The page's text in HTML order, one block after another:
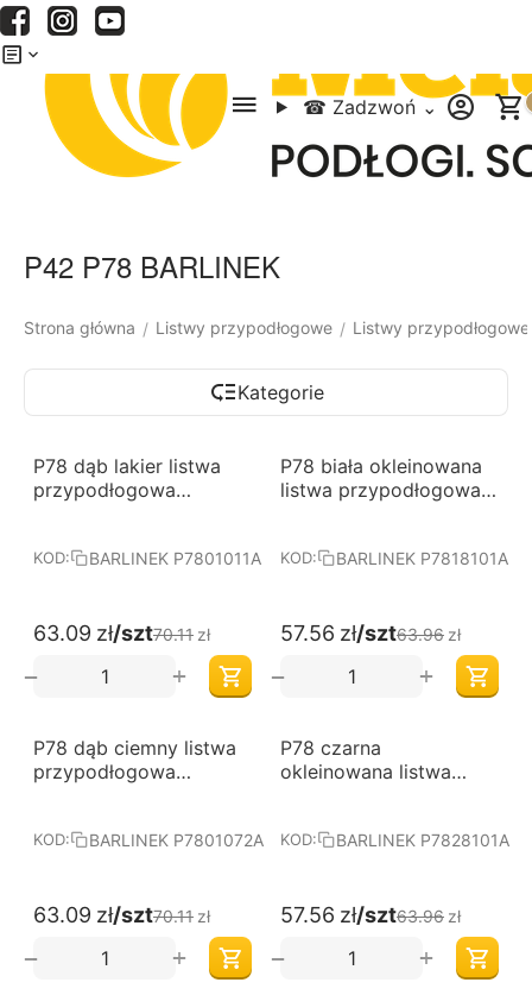
☎ Zadzwoń ⌄
P42 P78 BARLINEK
Strona główna / Listwy przypodłogowe / Listwy
Kategorie
-10%
P78 dąb lakier listwa
przypodłogowa
KOD: BARLINEK P7801011A
63.09 zł/szt70.11 zł
+
−
-10%
P78 biała okleinowana
listwa przypodłogowa
KOD: BARLINEK P7818101A
57.56 zł/szt63.96 zł
+
−
-10%
P78 dąb ciemny listwa
przypodłogowa
KOD: BARLINEK P7801072A
63.09 zł/szt70.11 zł
+
−
-10%
P78 czarna
okleinowana listwa
KOD: BARLINEK P7828101A
57.56 zł/szt63.96 zł
+
−